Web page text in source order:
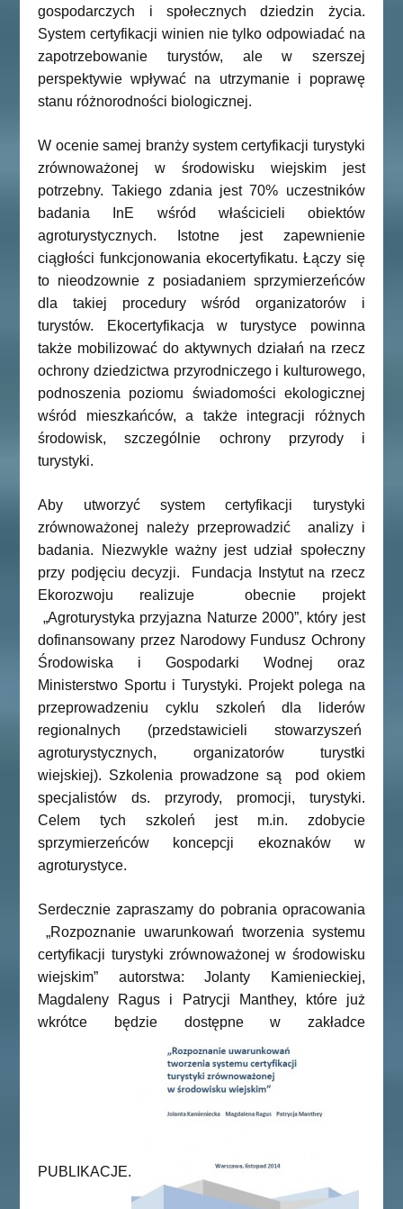
gospodarczych i społecznych dziedzin życia.
System certyfikacji winien nie tylko odpowiadać na
zapotrzebowanie turystów, ale w szerszej
perspektywie wpływać na utrzymanie i poprawę
stanu różnorodności biologicznej.
W ocenie samej branży system certyfikacji turystyki
zrównoważonej w środowisku wiejskim jest
potrzebny. Takiego zdania jest 70% uczestników
badania InE wśród właścicieli obiektów
agroturystycznych. Istotne jest zapewnienie
ciągłości funkcjonowania ekocertyfikatu. Łączy się
to nieodzownie z posiadaniem sprzymierzeńców
dla takiej procedury wśród organizatorów i
turystów. Ekocertyfikacja w turystyce powinna
także mobilizować do aktywnych działań na rzecz
ochrony dziedzictwa przyrodniczego i kulturowego,
podnoszenia poziomu świadomości ekologicznej
wśród mieszkańców, a także integracji różnych
środowisk, szczególnie ochrony przyrody i
turystyki.
Aby utworzyć system certyfikacji turystyki
zrównoważonej należy przeprowadzić analizy i
badania. Niezwykle ważny jest udział społeczny
przy podjęciu decyzji. Fundacja Instytut na rzecz
Ekorozwoju realizuje obecnie projekt
„Agroturystyka przyjazna Naturze 2000”, który jest
dofinansowany przez Narodowy Fundusz Ochrony
Środowiska i Gospodarki Wodnej oraz
Ministerstwo Sportu i Turystyki. Projekt polega na
przeprowadzeniu cyklu szkoleń dla liderów
regionalnych (przedstawicieli stowarzyszeń
agroturystycznych, organizatorów turystki
wiejskiej). Szkolenia prowadzone są pod okiem
specjalistów ds. przyrody, promocji, turystyki.
Celem tych szkoleń jest m.in. zdobycie
sprzymierzeńców koncepcji ekoznaków w
agroturystyce.
Serdecznie zapraszamy do pobrania opracowania
„Rozpoznanie uwarunkowań tworzenia systemu
certyfikacji turystyki zrównoważonej w środowisku
wiejskim” autorstwa: Jolanty Kamienieckiej,
Magdaleny Ragus i Patrycji Manthey, które już
wkrótce będzie dostępne w zakładce
PUBLIKACJE.